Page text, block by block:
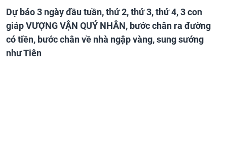
Dự báo 3 ngày đầu tuần, thứ 2, thứ 3, thứ 4, 3 con
giáp VƯỢNG VẬN QUÝ NHÂN, bước chân ra đường
có tiền, bước chân về nhà ngập vàng, sung sướng
như Tiên